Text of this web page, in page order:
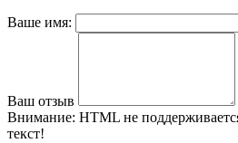
Ваше имя:
Ваш отзыв
Внимание: HTML не
текст!